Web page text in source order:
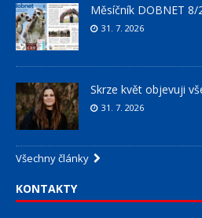
Měsíčník DOBNET 8/
31. 7. 2026
Skrze květ objevuji
31. 7. 2026
Všechny články
KONTAKTY